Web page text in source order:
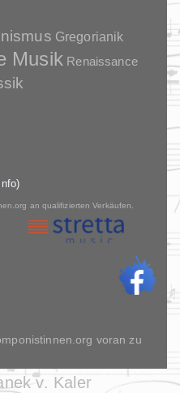
Gregorianik
Musik Renaissance
an qualifizierten Verkäufen.
voran zu
v. Kaler